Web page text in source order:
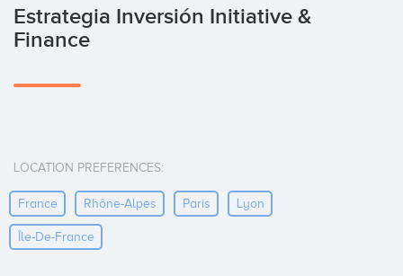
Estrategia Inversión Initiative &
Finance
LOCATION PREFERENCES:
France Rhône-Alpes Paris Lyon
Île-De-France